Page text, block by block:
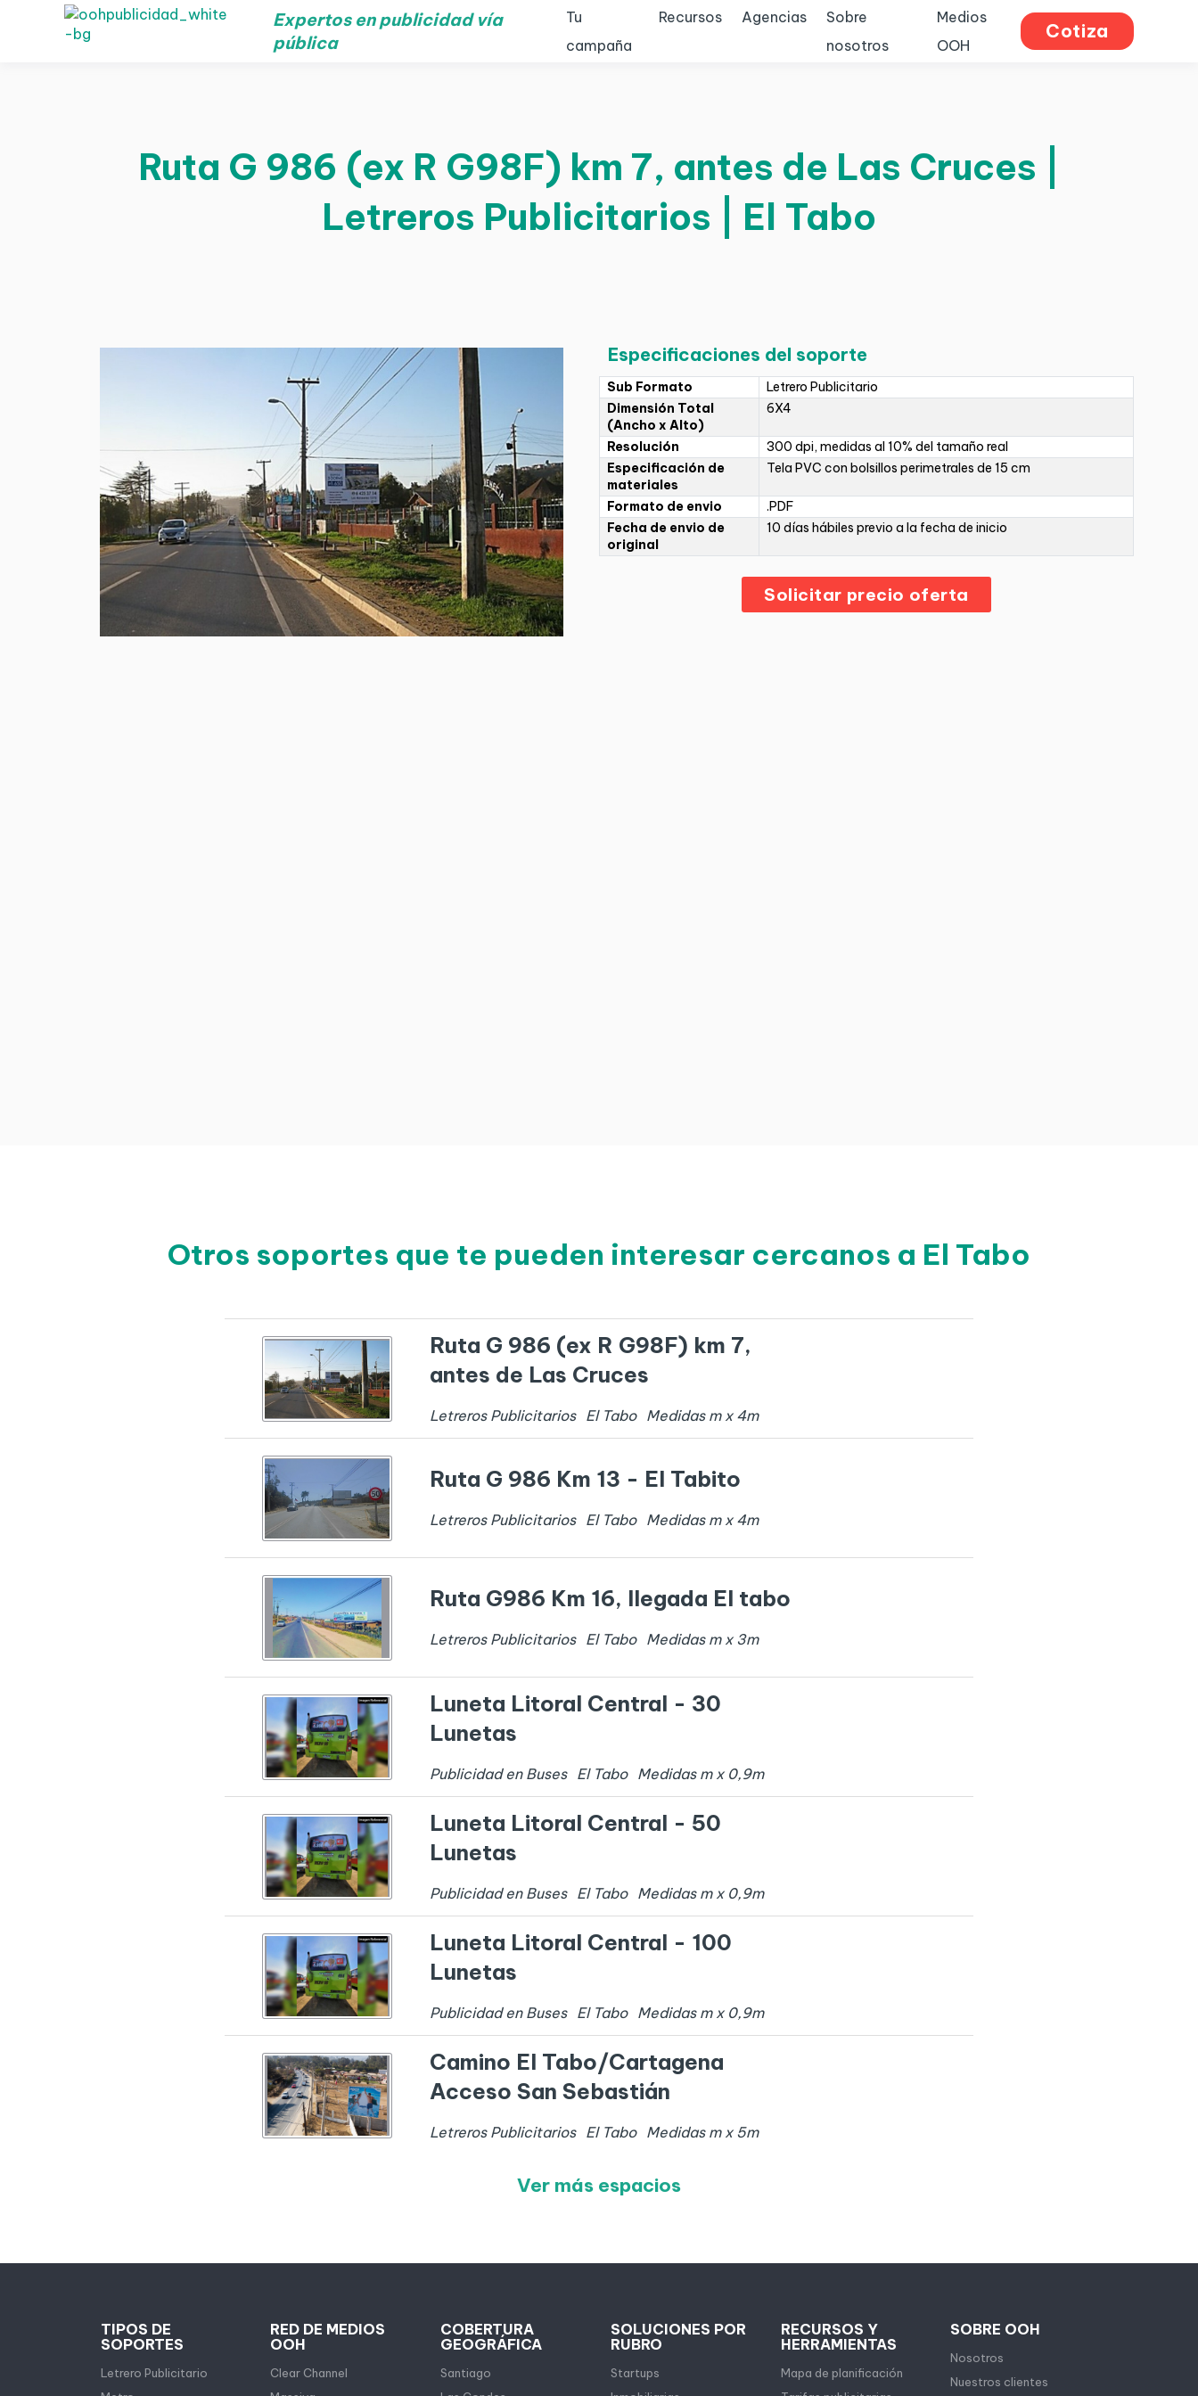
Expertos en publicidad vía
pública
Tu
campaña
Recursos Agencias
Sobre
nosotros
Medios
OOH
Cotiza
Ruta G 986 (ex R G98F) km 7, antes de Las Cruces |
Letreros Publicitarios | El Tabo
Especificaciones del soporte
Sub Formato
Letrero Publicitario
Dimensión Total
(Ancho x Alto)
6X4
Resolución
300 dpi, medidas al 10% del tamaño real
Especificación de
materiales
Tela PVC con bolsillos perimetrales de 15 cm
Formato de envio
.PDF
Fecha de envio de
original
10 días hábiles previo a la fecha de inicio
Solicitar precio oferta
Otros soportes que te pueden interesar cercanos a El Tabo
Ruta G 986 (ex R G98F) km 7,
antes de Las Cruces
Letreros Publicitarios El Tabo Medidas m x 4m
Ruta G 986 Km 13 - El Tabito
Letreros Publicitarios El Tabo Medidas m x 4m
Ruta G986 Km 16, llegada El tabo
Letreros Publicitarios El Tabo Medidas m x 3m
Luneta Litoral Central - 30
Lunetas
Publicidad en Buses El Tabo Medidas m x 0,9m
Luneta Litoral Central - 50
Lunetas
Publicidad en Buses El Tabo Medidas m x 0,9m
Luneta Litoral Central - 100
Lunetas
Publicidad en Buses El Tabo Medidas m x 0,9m
Camino El Tabo/Cartagena
Acceso San Sebastián
Letreros Publicitarios El Tabo Medidas m x 5m
Ver más espacios
TIPOS DE
SOPORTES
Letrero Publicitario
RED DE MEDIOS
OOH
Clear Channel
COBERTURA
GEOGRÁFICA
Santiago
SOLUCIONES POR
RUBRO
Startups
RECURSOS Y
HERRAMIENTAS
Mapa de planificación
SOBRE OOH
Nosotros
Nuestros clientes